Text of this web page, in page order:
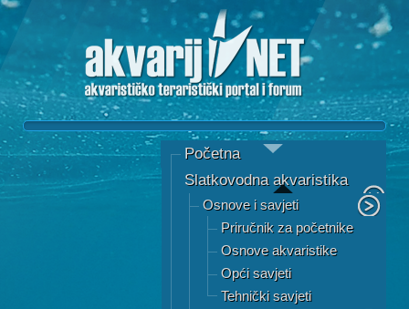
Početna
Slatkovodna akvaristika
Osnove i savjeti
Priručnik za početnike
Osnove akvaristike
Opći savjeti
Tehnički savjeti